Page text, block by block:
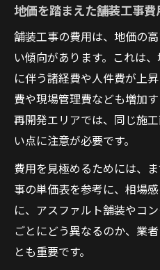
地価を踏まえた舗装工事
舗装工事の費用は、地価の
い傾向があります。これは
に伴う諸経費や人件費が上
費や現場管理費なども増加
再開発エリアでは、同じ施
い点に注意が必要です。
費用を見極めるためには、
事の単価表を参考に、相場
に、アスファルト舗装やコ
ごとにどう異なるのか、業
とも重要です。